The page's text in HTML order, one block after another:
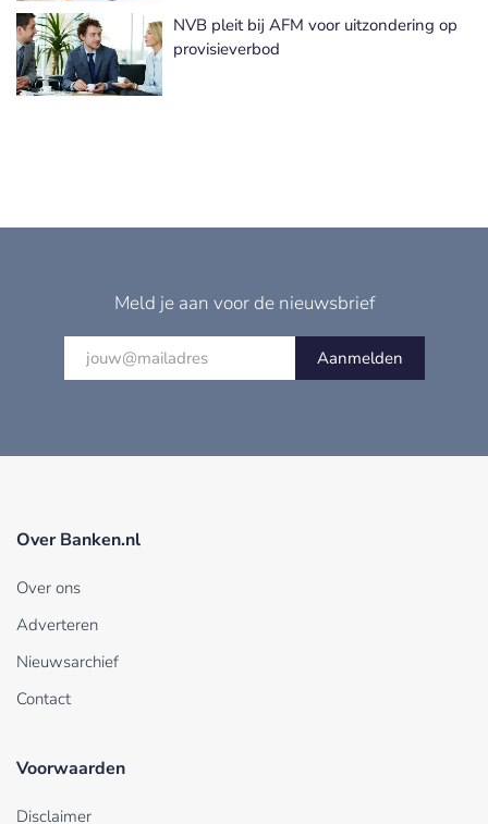
NVB pleit bij AFM voor uitzondering op
provisieverbod
Meld je aan voor de nieuwsbrief
Aanmelden
Over Banken.nl
Over ons
Adverteren
Nieuwsarchief
Contact
Voorwaarden
Disclaimer